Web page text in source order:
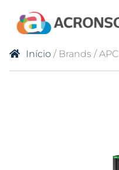
Início / Brands / APC